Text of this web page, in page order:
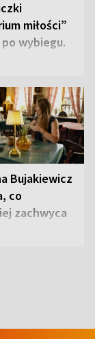
miłości”
wybiegu.
Bujakiewicz
co
zachwyca